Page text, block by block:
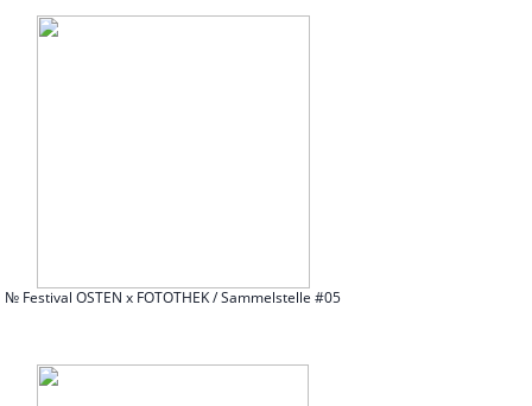
№ Festival OSTEN x FOTOTHEK / Sammelstelle #05